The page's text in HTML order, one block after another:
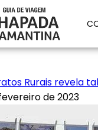
Rurais revela
de 2023